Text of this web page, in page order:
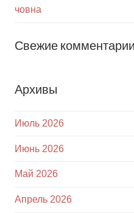
човна
Свежие комментарии
Архивы
Июль 2026
Июнь 2026
Май 2026
Апрель 2026